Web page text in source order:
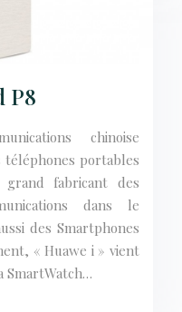
P8
chinoise
téléphones portables
fabricant des
dans le
des Smartphones
« Huawe i » vient
SmartWatch…